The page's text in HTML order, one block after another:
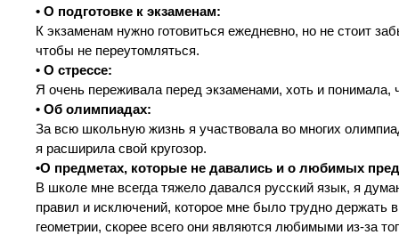
• О подготовке к экзаменам:
К экзаменам нужно готовиться ежедневно, но не стоит
чтобы не переутомляться.
• О стрессе:
Я очень переживала перед экзаменами, хоть и
• Об олимпиадах:
За всю школьную жизнь я участвовала во многих
я расширила свой кругозор.
•О предметах, которые не давались и о любимых
В школе мне всегда тяжело давался русский язык, я
правил и исключений, которое мне было трудно
геометрии, скорее всего они являются любимыми из-за